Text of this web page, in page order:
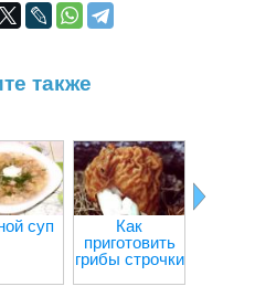
также
суп
Как
приготовить
грибы строчки